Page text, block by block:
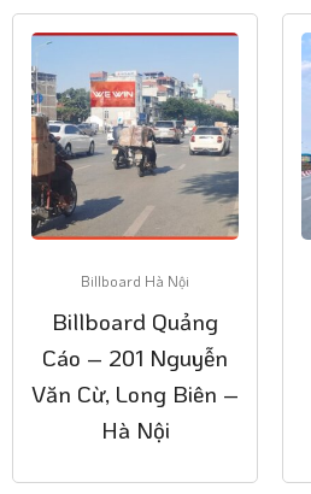
Billboard Hà Nội
Billboard Quảng
Cáo – 201 Nguyễn
Văn Cừ, Long Biên –
Hà Nội